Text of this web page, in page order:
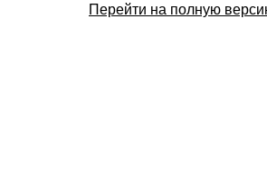
Перейти на полную